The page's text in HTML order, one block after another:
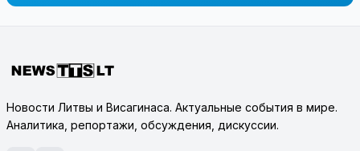
Новости Литвы и Висагинаса. Актуальные события в мире.
Аналитика, репортажи, обсуждения, дискуссии.